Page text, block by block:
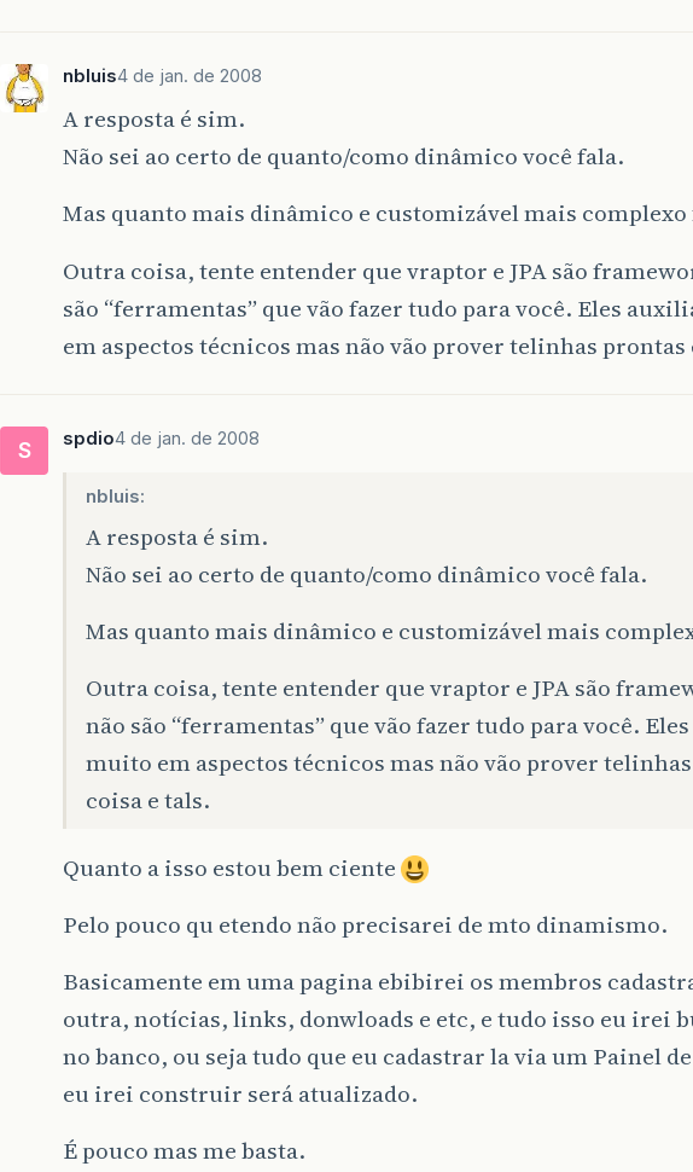
nbluis4 de jan. de 2008
A resposta é sim.
Não sei ao certo de quanto/como dinâmico você fala.
Mas quanto mais dinâmico e customizável mais complexo
Outra coisa, tente entender que vraptor e JPA são
são “ferramentas” que vão fazer tudo para você. Eles
em aspectos técnicos mas não vão prover telinhas prontas
S spdio4 de jan. de 2008
nbluis:
A resposta é sim.
Não sei ao certo de quanto/como dinâmico você fala.
Mas quanto mais dinâmico e customizável mais
Outra coisa, tente entender que vraptor e JPA são
não são “ferramentas” que vão fazer tudo para você.
muito em aspectos técnicos mas não vão prover
coisa e tals.
Quanto a isso estou bem ciente
Pelo pouco qu etendo não precisarei de mto dinamismo.
Basicamente em uma pagina ebibirei os membros
outra, notícias, links, donwloads e etc, e tudo isso eu irei
no banco, ou seja tudo que eu cadastrar la via um Painel
eu irei construir será atualizado.
É pouco mas me basta.